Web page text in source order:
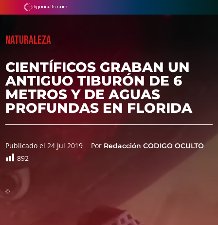
NATURALEZA
CIENTÍFICOS GRABAN UN
ANTIGUO TIBURÓN DE 6
METROS Y DE AGUAS
PROFUNDAS EN FLORIDA
Publicado el 24 Jul 2019 Por Redacción CODIGO OCULTO
892
©